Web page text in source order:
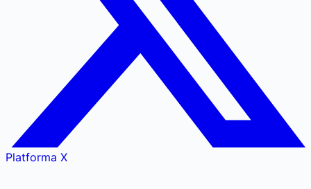
Platforma X